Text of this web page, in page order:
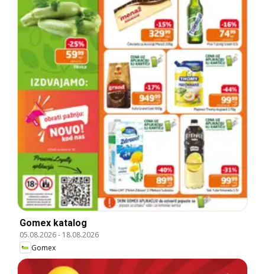
Gomex katalog
05.08.2026- 18.08.2026
Gomex